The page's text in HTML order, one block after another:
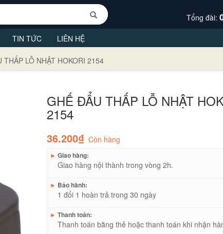
Tổng đài:
TIN TỨC LIÊN HỆ
THẤP LỖ NHẬT HOKORI 2154
GHẾ ĐẨU THẤP LỖ NHẬT
2154
36.200₫ Còn hàng
► Giao hàng:
Giao hàng nội thành trong vòng 2h.
► Bảo hành:
1 đổi 1 hoàn trả trong 30 ngày
► Thanh toán:
Thanh toán bằng thẻ hoặc thanh toán khi nhận